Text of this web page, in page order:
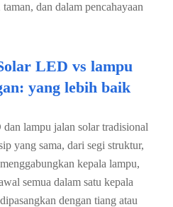
dan dalam pencahayaan
LED vs lampu
yang lebih baik
lampu jalan solar tradisional
yang sama, dari segi struktur,
kepala lampu,
semua dalam satu kepala
dengan tiang atau